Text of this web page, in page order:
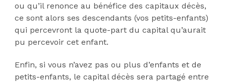
ou qu’il renonce au bénéfice des capitaux décès,
ce sont alors ses descendants (vos petits-enfants)
qui percevront la quote-part du capital qu’aurait
pu percevoir cet enfant.
Enfin, si vous n’avez pas ou plus d’enfants et de
petits-enfants, le capital décès sera partagé entre